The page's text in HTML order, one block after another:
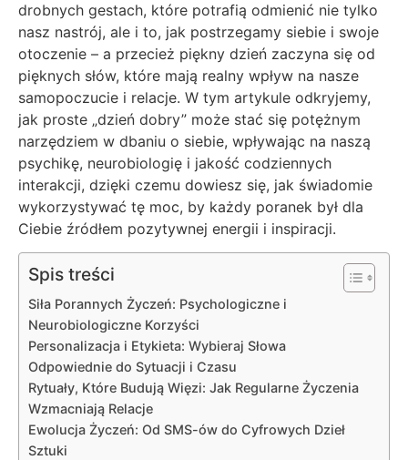
drobnych gestach, które potrafią odmienić nie tylko
nasz nastrój, ale i to, jak postrzegamy siebie i swoje
otoczenie – a przecież piękny dzień zaczyna się od
pięknych słów, które mają realny wpływ na nasze
samopoczucie i relacje. W tym artykule odkryjemy,
jak proste „dzień dobry” może stać się potężnym
narzędziem w dbaniu o siebie, wpływając na naszą
psychikę, neurobiologię i jakość codziennych
interakcji, dzięki czemu dowiesz się, jak świadomie
wykorzystywać tę moc, by każdy poranek był dla
Ciebie źródłem pozytywnej energii i inspiracji.
Spis treści
Siła Porannych Życzeń: Psychologiczne i
Neurobiologiczne Korzyści
Personalizacja i Etykieta: Wybieraj Słowa
Odpowiednie do Sytuacji i Czasu
Rytuały, Które Budują Więzi: Jak Regularne Życzenia
Wzmacniają Relacje
Ewolucja Życzeń: Od SMS-ów do Cyfrowych Dzieł
Sztuki